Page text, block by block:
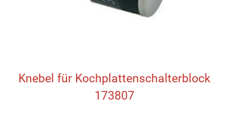
Knebel für Kochplattenschalterblock
173807